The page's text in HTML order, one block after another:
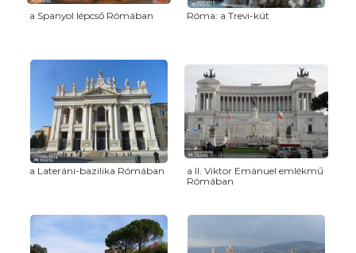
a Spanyol lépcső Rómában Róma: a Trevi-kút
a Lateráni-bazilika Rómában
a II. Viktor Emánuel emlékmű
Rómában